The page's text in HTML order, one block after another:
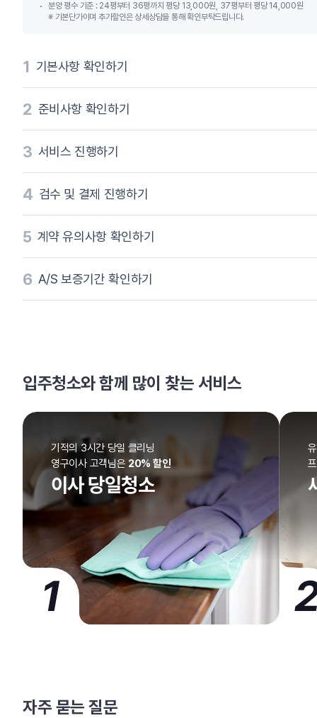
분양 평수 기준 : 24평부터 36평까지 평당 13,000원, 37평부터 평당 14,000원
※ 기본단가이며 추가할인은 상세상담을 통해 확인부탁드립니다.
1 기본사항 확인하기
2 준비사항 확인하기
3 서비스 진행하기
4 검수 및 결제 진행하기
5 계약 유의사항 확인하기
6 A/S 보증기간 확인하기
입주청소와 함께 많이 찾는 서비스
기적의 3시간 당일 클리닝
영구이사 고객님은 20% 할인
이사 당일청소
1
자주 묻는 질문